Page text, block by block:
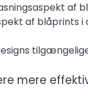
af
af blåprints i
mere